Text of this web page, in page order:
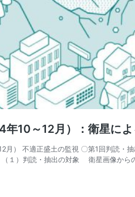
10～12月）：衛星に
月） 不適正盛土の監視 〇第1回判読
（１）判読・抽出の対象 衛星画像か